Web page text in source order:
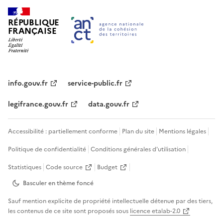
RÉPUBLIQUE
FRANÇAISE
info.gouv.fr
service-public.fr
legifrance.gouv.fr
data.gouv.fr
Accessibilité : partiellement conforme Plan du site Mentions légales
Politique de confidentialité Conditions générales d'utilisation
Statistiques Code source
Budget
Basculer en thèmefoncé
Sauf mention explicite de propriété intellectuelle détenue par des tiers,
les contenus de ce site sont proposés sous licence etalab-2.0